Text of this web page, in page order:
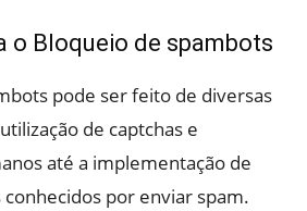
o Bloqueio de spambots
pode ser feito de diversas
de captchas e
até a implementação de
conhecidos por enviar spam.